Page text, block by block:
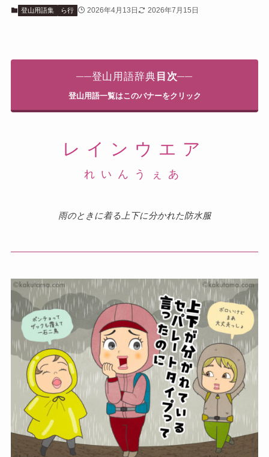
登山用語集 ら行 2026年4月13日 2026年7月15日
──登山用語辞典 目次──
登山用語一覧はこのバナーをクリック
レインウエア
れいんうぇあ
雨のときに着る上下に分かれた防水服